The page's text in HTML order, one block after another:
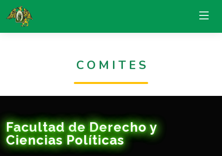
C O M I T E S
Facultad de Derecho y
Ciencias Políticas